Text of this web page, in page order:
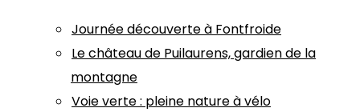
Journée découverte à Fontfroide
Le château de Puilaurens, gardien de la
montagne
Voie verte : pleine nature à vélo